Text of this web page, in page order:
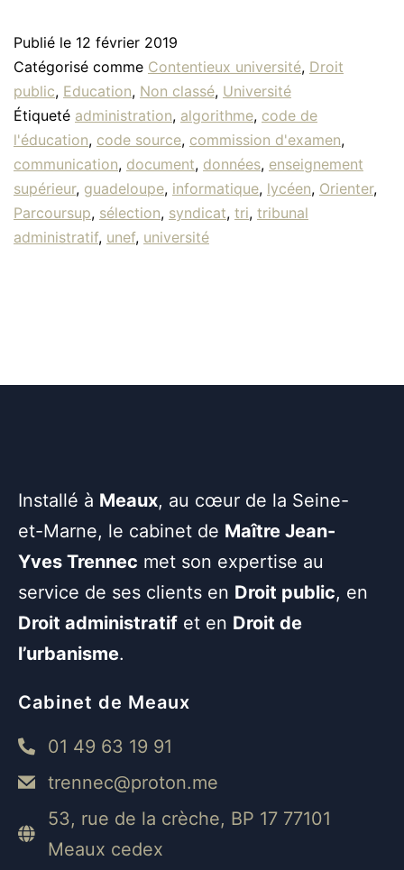
Publié le 12 février 2019
Catégorisé comme Contentieux université, Droit
public, Education, Non classé, Université
Étiqueté administration, algorithme, code de
l'éducation, code source, commission d'examen,
communication, document, données, enseignement
supérieur, guadeloupe, informatique, lycéen, Orienter,
Parcoursup, sélection, syndicat, tri, tribunal
administratif, unef, université
Installé à Meaux, au cœur de la Seine-
et-Marne, le cabinet de Maître Jean-
Yves Trennec met son expertise au
service de ses clients en Droit public, en
Droit administratif et en Droit de
l’urbanisme.
Cabinet de Meaux
01 49 63 19 91
trennec@proton.me
53, rue de la crèche, BP 17 77101
Meaux cedex